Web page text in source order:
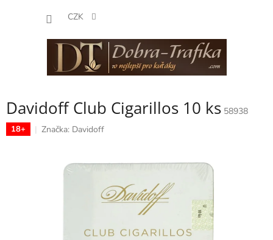
CZK
Davidoff Club Cigarillos 10 ks 58938
18+ Značka: Davidoff